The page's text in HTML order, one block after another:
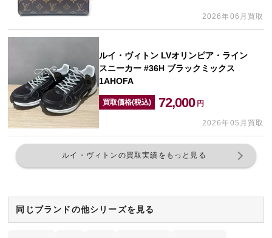
2026年06月買取
ルイ・ヴィトン LVオリンピア・ライン
スニーカー #36H ブラックミックス
1AHOFA
買取価格(税込) 72,000 円
2026年05月買取
ルイ・ヴィトンの買取実績をもっと見る
同じブランドの他シリーズを見る